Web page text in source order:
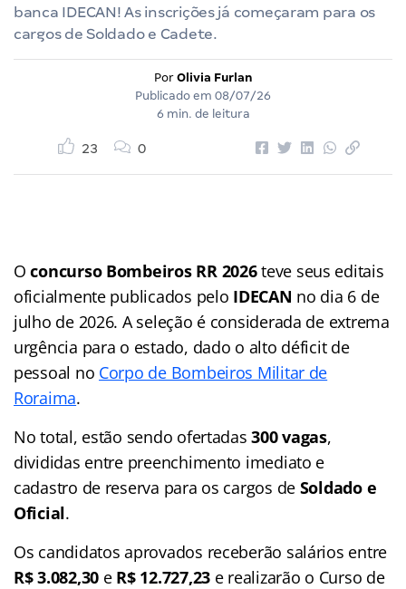
banca IDECAN! As inscrições já começaram para os
cargos de Soldado e Cadete.
Por Olivia Furlan
Publicado em 08/07/26
6 min. de leitura
23 0
Oconcurso Bombeiros RR 2026teve seus editais
oficialmente publicados pelo IDECAN no dia 6 de
julho de 2026. A seleção é considerada de extrema
urgência para o estado, dado o alto déficit de
pessoal no Corpo de Bombeiros Militar de
Roraima.
No total, estão sendo ofertadas300 vagas,
divididas entre preenchimento imediato e
cadastro de reserva para os cargos de Soldado e
Oficial.
Os candidatos aprovados receberão salários entre
R$ 3.082,30 e R$ 12.727,23 e realizarão o Curso de